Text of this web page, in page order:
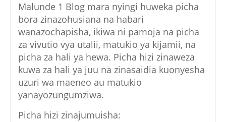
Malunde 1 Blog mara nyingi huweka picha
bora zinazohusiana na habari
wanazochapisha, ikiwa ni pamoja na picha
za vivutio vya utalii, matukio ya kijamii, na
picha za hali ya hewa. Picha hizi zinaweza
kuwa za hali ya juu na zinasaidia kuonyesha
uzuri wa maeneo au matukio
yanayozungumziwa.
Picha hizi zinajumuisha: